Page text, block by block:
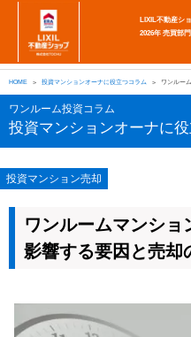
LIXIL不動産シ
2026年 売買部
売
り
た
い
買
い
た
い
相
談
し
た
い
勉
強
し
た
い
強
み
会
社
案
HOME 投資マンションオーナに役立つコラム ワンルー
ワンルーム投資コラム
投資マンションオーナに
投資マンション売却
ワンルームマンショ
影響する要因と売却